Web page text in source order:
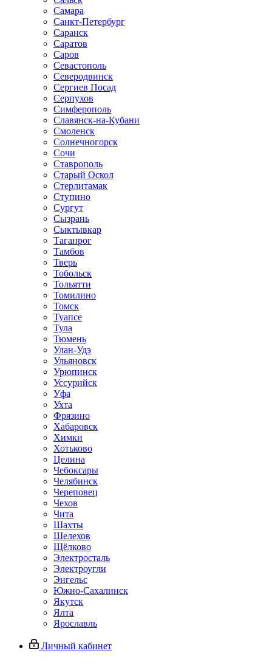
Самара
Санкт-Петербург
Саранск
Саратов
Саров
Севастополь
Северодвинск
Сергиев Посад
Серпухов
Симферополь
Славянск-на-Кубани
Смоленск
Солнечногорск
Сочи
Ставрополь
Старый Оскол
Стерлитамак
Ступино
Сургут
Сызрань
Сыктывкар
Таганрог
Тамбов
Тверь
Тобольск
Тольятти
Томилино
Томск
Туапсе
Тула
Тюмень
Улан-Удэ
Ульяновск
Урюпинск
Уссурийск
Уфа
Ухта
Фрязино
Хабаровск
Химки
Хотьково
Целина
Чебоксары
Челябинск
Череповец
Чехов
Чита
Шахты
Шелехов
Щёлково
Электросталь
Электроугли
Энгельс
Южно-Сахалинск
Якутск
Ялта
Ярославль
Личный кабинет